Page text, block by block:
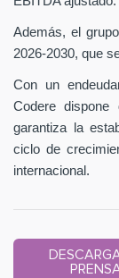
Además, el
2026-2030, que
Con un
Codere
garantiza la
ciclo de
internacional.